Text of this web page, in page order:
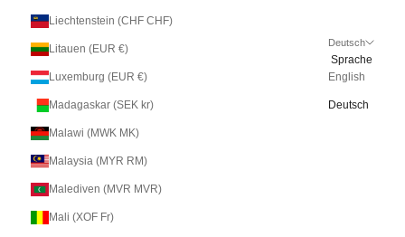
Liechtenstein (CHF CHF)
Litauen (EUR €)
Luxemburg (EUR €)
Madagaskar (SEK kr)
Malawi (MWK MK)
Malaysia (MYR RM)
Malediven (MVR MVR)
Mali (XOF Fr)
Deutsch
Sprache
English
Deutsch